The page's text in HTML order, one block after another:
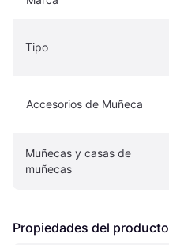
Tipo
Accesorios de Muñeca
Muñecas y casas de
muñecas
Propiedades del producto